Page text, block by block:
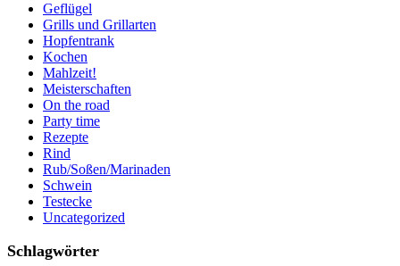
Geflügel
Grills und Grillarten
Hopfentrank
Kochen
Mahlzeit!
Meisterschaften
On the road
Party time
Rezepte
Rind
Rub/Soßen/Marinaden
Schwein
Testecke
Uncategorized
Schlagwörter